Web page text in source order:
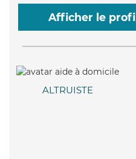
Afficher le profil
ALTRUISTE